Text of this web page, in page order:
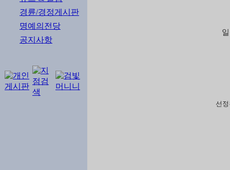
경륜/경정게시판
명예의전당
공지사항
선